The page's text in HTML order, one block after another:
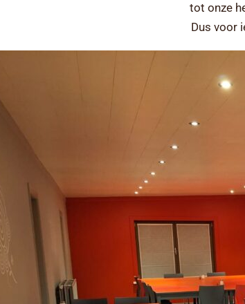
tot onze
Dus voor